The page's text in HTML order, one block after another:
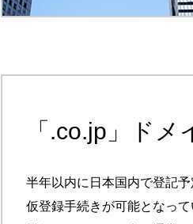
「.co.jp」ド
半年以内に日本国内で登記
仮登録手続きが可能となっ